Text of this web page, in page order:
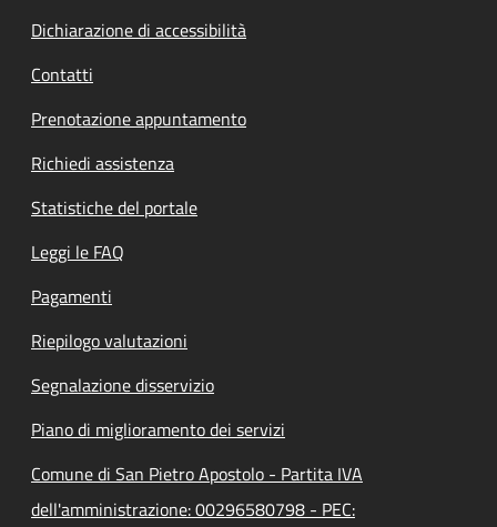
Dichiarazione di accessibilità
Contatti
Prenotazione appuntamento
Richiedi assistenza
Statistiche del portale
Leggi le FAQ
Pagamenti
Riepilogo valutazioni
Segnalazione disservizio
Piano di miglioramento dei servizi
Comune di San Pietro Apostolo - Partita IVA
dell'amministrazione: 00296580798 - PEC: